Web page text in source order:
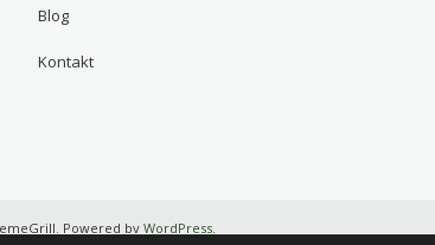
Blog
Kontakt
Powered by WordPress.